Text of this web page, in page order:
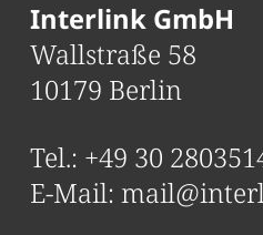
Interlink GmbH
Wallstraße 58
10179 Berlin
Tel.: +49 30
E-Mail: